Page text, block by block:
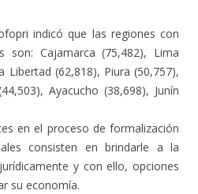
indicó que las regiones con
son: Cajamarca (75,482), Lima
Libertad (62,818), Piura (50,757),
Ayacucho (38,698), Junín
en el proceso de formalización
consisten en brindarle a la
y con ello, opciones
su economía.